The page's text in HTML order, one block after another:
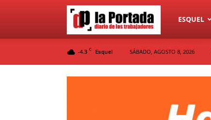
Diario
ESQUEL
-4.3 C Esquel SÁBADO, AGOSTO 8, 2026